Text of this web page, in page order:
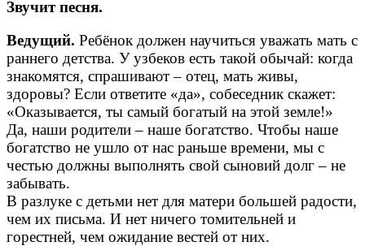
Звучит песня.
Ведущий. Ребёнок должен научиться уважать мать с
раннего детства. У узбеков есть такой обычай: когда
знакомятся, спрашивают – отец, мать живы,
здоровы? Если ответите «да», собеседник скажет:
«Оказывается, ты самый богатый на этой земле!»
Да, наши родители – наше богатство. Чтобы наше
богатство не ушло от нас раньше времени, мы с
честью должны выполнять свой сыновий долг – не
забывать.
В разлуке с детьми нет для матери большей радости,
чем их письма. И нет ничего томительней и
горестней, чем ожидание вестей от них.